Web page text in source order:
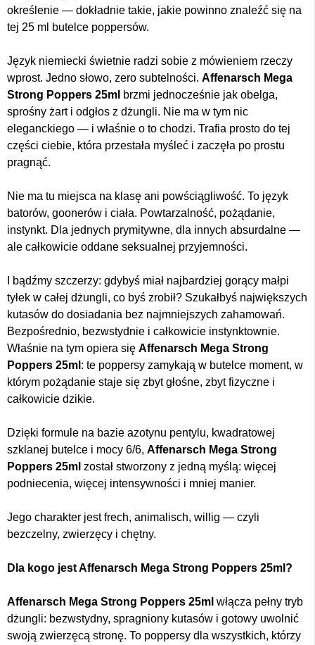
określenie — dokładnie takie, jakie powinno znaleźć się na
tej 25 ml butelce poppersów.
Język niemiecki świetnie radzi sobie z mówieniem rzeczy
wprost. Jedno słowo, zero subtelności. Affenarsch Mega
Strong Poppers 25ml brzmi jednocześnie jak obelga,
sprośny żart i odgłos z dżungli. Nie ma w tym nic
eleganckiego — i właśnie o to chodzi. Trafia prosto do tej
części ciebie, która przestała myśleć i zaczęła po prostu
pragnąć.
Nie ma tu miejsca na klasę ani powściągliwość. To język
batorów, goonerów i ciała. Powtarzalność, pożądanie,
instynkt. Dla jednych prymitywne, dla innych absurdalne —
ale całkowicie oddane seksualnej przyjemności.
I bądźmy szczerzy: gdybyś miał najbardziej gorący małpi
tyłek w całej dżungli, co byś zrobił? Szukałbyś największych
kutasów do dosiadania bez najmniejszych zahamowań.
Bezpośrednio, bezwstydnie i całkowicie instynktownie.
Właśnie na tym opiera się Affenarsch Mega Strong
Poppers 25ml : te poppersy zamykają w butelce moment, w
którym pożądanie staje się zbyt głośne, zbyt fizyczne i
całkowicie dzikie.
Dzięki formule na bazie azotynu pentylu, kwadratowej
szklanej butelce i mocy 6/6, Affenarsch Mega Strong
Poppers 25ml został stworzony z jedną myślą: więcej
podniecenia, więcej intensywności i mniej manier.
Jego charakter jest frech, animalisch, willig — czyli
bezczelny, zwierzęcy i chętny.
Dla kogo jest Affenarsch Mega Strong Poppers 25ml?
Affenarsch Mega Strong Poppers 25ml włącza pełny tryb
dżungli: bezwstydny, spragniony kutasów i gotowy uwolnić
swoją zwierzęcą stronę. To poppersy dla wszystkich, którzy